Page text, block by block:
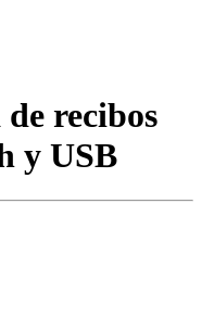
recibos
y USB